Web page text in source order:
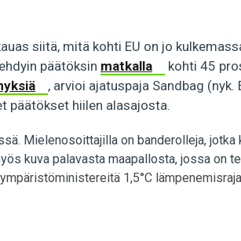
siitä, mitä kohti EU on jo
päätöksin matkalla
kohti 45
, arvioi ajatuspaja Sandbag (nyk.
päätökset hiilen alasajosta.
1,5°C